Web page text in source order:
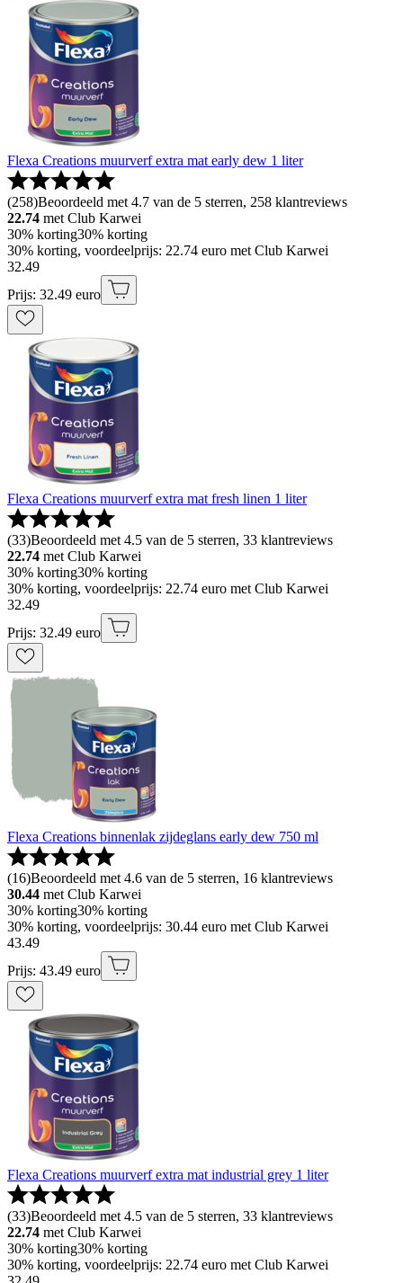
Flexa Creations muurverf extra mat early dew 1 liter
(258)Beoordeeld met 4.7 van de 5 sterren, 258 klantreviews
22.74 met Club Karwei
30% korting30% korting
30% korting, voordeelprijs: 22.74 euro met Club Karwei
32.49
Prijs: 32.49 euro
Flexa Creations muurverf extra mat fresh linen 1 liter
(33)Beoordeeld met 4.5 van de 5 sterren, 33 klantreviews
22.74 met Club Karwei
30% korting30% korting
30% korting, voordeelprijs: 22.74 euro met Club Karwei
32.49
Prijs: 32.49 euro
Flexa Creations binnenlak zijdeglans early dew 750 ml
(16)Beoordeeld met 4.6 van de 5 sterren, 16 klantreviews
30.44 met Club Karwei
30% korting30% korting
30% korting, voordeelprijs: 30.44 euro met Club Karwei
43.49
Prijs: 43.49 euro
Flexa Creations muurverf extra mat industrial grey 1 liter
(33)Beoordeeld met 4.5 van de 5 sterren, 33 klantreviews
22.74 met Club Karwei
30% korting30% korting
30% korting, voordeelprijs: 22.74 euro met Club Karwei